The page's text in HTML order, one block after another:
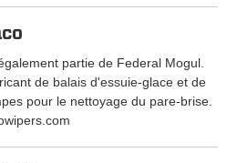
partie de Federal Mogul.
de balais d'essuie-glace et de
pour le nettoyage du pare-brise.